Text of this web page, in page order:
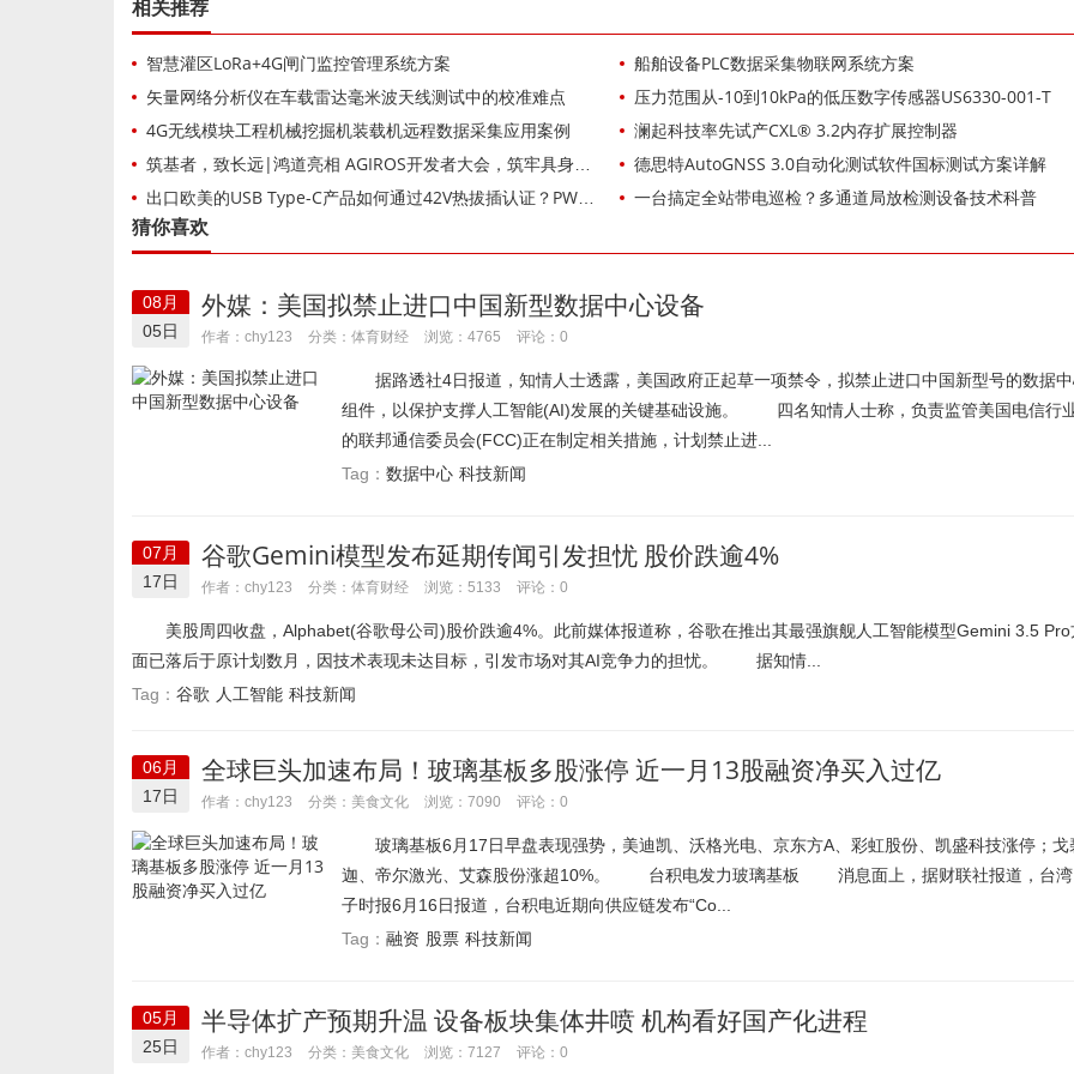
相关推荐
智慧灌区LoRa+4G闸门监控管理系统方案
船舶设备PLC数据采集物联网系统方案
矢量网络分析仪在车载雷达毫米波天线测试中的校准难点
压力范围从-10到10kPa的低压数字传感器US6330-001-T
4G无线模块工程机械挖掘机装载机远程数据采集应用案例
澜起科技率先试产CXL® 3.2内存扩展控制器
筑基者，致长远|鸿道亮相 AGIROS开发者大会，筑牢具身智能数字底座
德思特AutoGNSS 3.0自动化测试软件国标测试方案详解
出口欧美的USB Type-C产品如何通过42V热拔插认证？PW1600完整方案
一台搞定全站带电巡检？多通道局放检测设备技术科普
猜你喜欢
08月
05日
外媒：美国拟禁止进口中国新型数据中心设备
作者：chy123 分类： 体育财经 浏览：4765 评论：0
据路透社4日报道，知情人士透露，美国政府正起草一项禁令，拟禁止进口中国新型号的数据
组件，以保护支撑人工智能(AI)发展的关键基础设施。 四名知情人士称，负责监管美国电信行
的联邦通信委员会(FCC)正在制定相关措施，计划禁止进...
Tag： 数据中心 科技新闻
07月
17日
谷歌Gemini模型发布延期传闻引发担忧 股价跌逾4%
作者：chy123 分类： 体育财经 浏览：5133 评论：0
美股周四收盘，Alphabet(谷歌母公司)股价跌逾4%。此前媒体报道称，谷歌在推出其最强旗舰人工智能模型Gemini 3.5 Pro
面已落后于原计划数月，因技术表现未达目标，引发市场对其AI竞争力的担忧。 据知情...
Tag： 谷歌 人工智能 科技新闻
06月
17日
全球巨头加速布局！玻璃基板多股涨停 近一月13股融资净买入过亿
作者：chy123 分类： 美食文化 浏览：7090 评论：0
玻璃基板6月17日早盘表现强势，美迪凯、沃格光电、京东方A、彩虹股份、凯盛科技涨停；戈
迦、帝尔激光、艾森股份涨超10%。 台积电发力玻璃基板 消息面上，据财联社报道，台湾
子时报6月16日报道，台积电近期向供应链发布“Co...
Tag： 融资 股票 科技新闻
05月
25日
半导体扩产预期升温 设备板块集体井喷 机构看好国产化进程
作者：chy123 分类： 美食文化 浏览：7127 评论：0